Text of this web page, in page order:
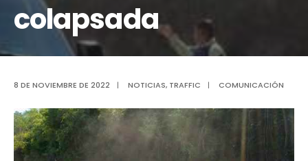
colapsada
8 DE NOVIEMBRE DE 2022 | NOTICIAS, TRAFFIC | COMUNICACIÓN